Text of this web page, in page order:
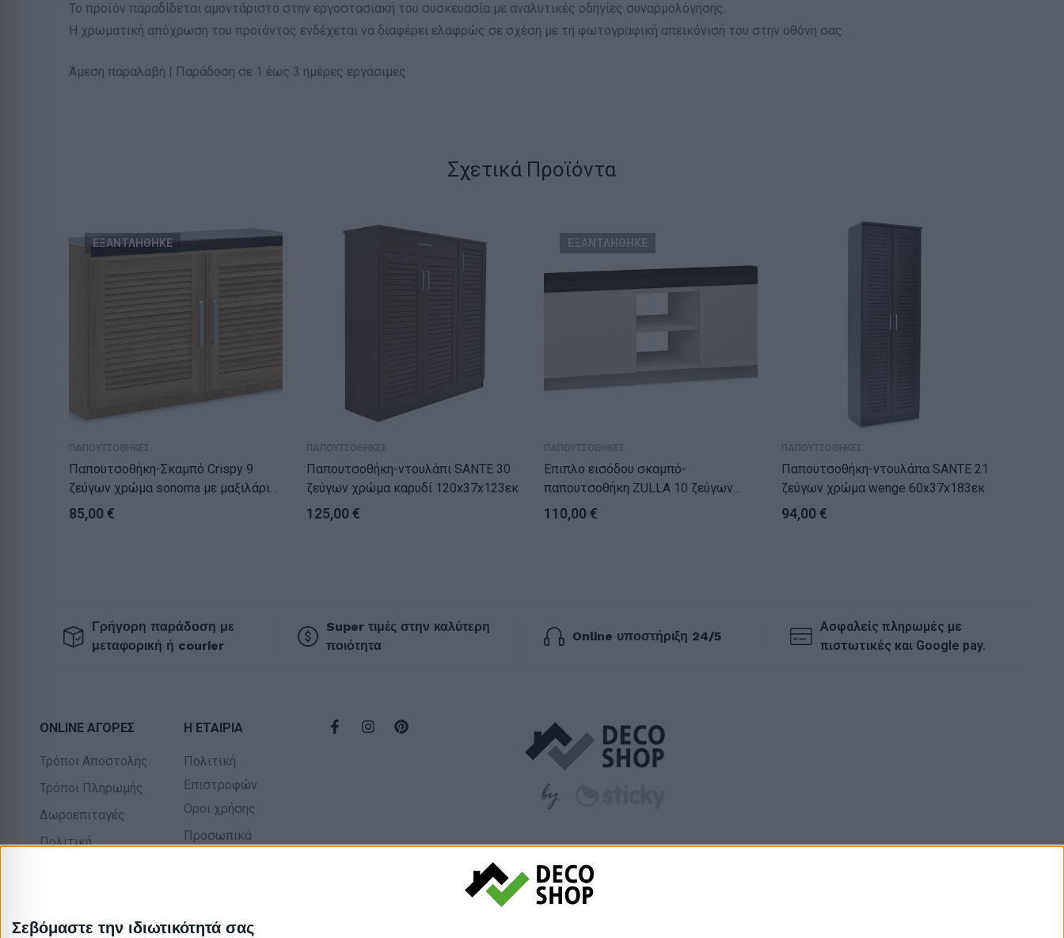
Σεβόμαστε την ιδιωτικότητά σας
Το προϊόν παραδίδεται αμοντάριστο στην εργοστασιακή του συσκευασία με αναλυτικές οδηγίες συναρμολόγησης.
Η χρωματική απόχρωση του προϊόντος ενδέχεται να διαφέρει ελαφρώς σε σχέση με τη φωτογραφική απεικόνισή του στην οθόνη σας.
Άμεση παραλαβή | Παράδοση σε 1 έως 3 ημέρες εργάσιμες
Σχετικά Προϊόντα
ΕΞΑΝΤΛΗΘΗΚΕ
ΠΑΠΟΥΤΣΟΘΗΚΕΣ
Παπουτσοθήκη-Σκαμπό Crispy 9
ζεύγων χρώμα sonoma με μαξιλάρι
94×34,5×60εκ
85,00 €
ΠΑΠΟΥΤΣΟΘΗΚΕΣ
Παπουτσοθήκη-ντουλάπι SANTE 30
ζεύγων χρώμα καρυδί 120x37x123εκ
125,00 €
ΕΞΑΝΤΛΗΘΗΚΕ
ΠΑΠΟΥΤΣΟΘΗΚΕΣ
Έπιπλο εισόδου σκαμπό-
παπουτσοθήκη ZULLA 10 ζεύγων
λευκό 110x37x43εκ
110,00 €
ΠΑΠΟΥΤΣΟΘΗΚΕΣ
Παπουτσοθήκη-ντουλάπα SANTE 21
ζεύγων χρώμα wenge 60x37x183εκ
94,00 €
Γρήγορη παράδοση με
μεταφορική ή courier
Super τιμές στην καλύτερη
ποιότητα
Online υποστήριξη 24/5
Ασφαλείς πληρωμές με
πιστωτικές και Google pay.
ONLINE ΑΓΟΡΕΣ
Τρόποι Αποστολής
Τρόποι Πληρωμής
Δωροεπιταγές
Πολιτική
Η ΕΤΑΙΡΙΑ
Πολιτική
Επιστροφών
Οροι χρήσης
Προσωπικά